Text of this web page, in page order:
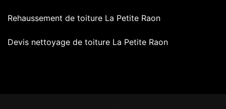
Rehaussement de toiture La Petite Raon
Devis nettoyage de toiture La Petite Raon